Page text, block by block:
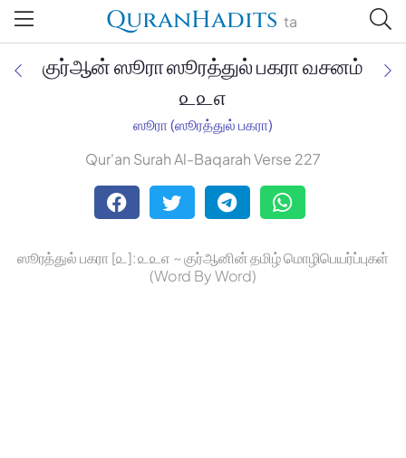
QuranHadits ta
Jan Trust Foundation
Mufti Omar Sheriff Qasimi,
குர்ஆன் ஸூரா ஸூரத்துல் பகரா வசனம்
௨௨௭
ஸூரா (ஸூரத்துல் பகரா)
Qur'an Surah Al-Baqarah Verse 227
ஸூரத்துல் பகரா [௨]: ௨௨௭ ~ குர்ஆனின் தமிழ் மொழிபெயர்ப்புகள்
(Word By Word)